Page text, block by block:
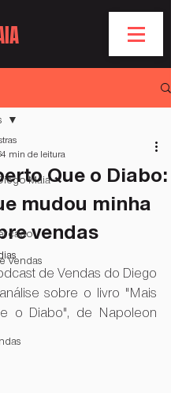
Maia
Vendas
Que o Diabo:
mudou minha
vendas
4 min de leitura
de Vendas do Diego
sobre o livro "Mais
o Diabo", de Napoleon